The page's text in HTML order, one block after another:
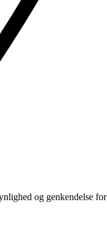
og genkendelse